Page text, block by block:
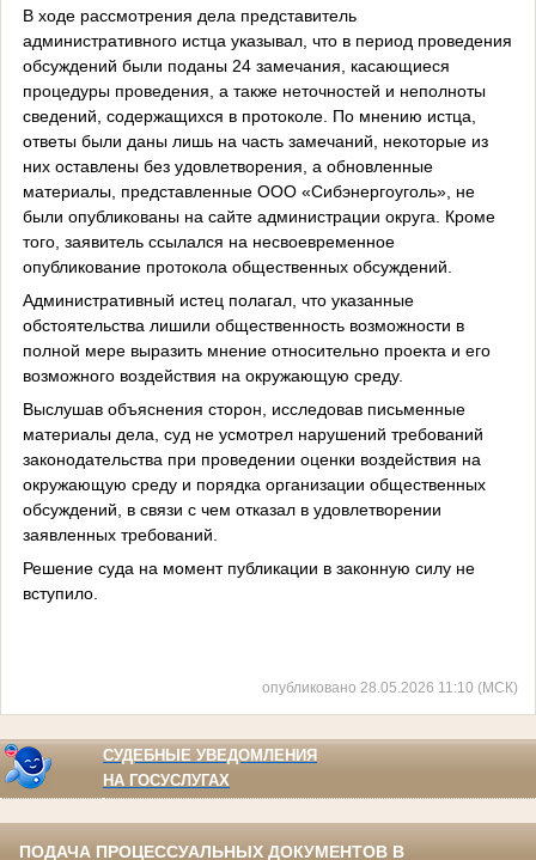
В ходе рассмотрения дела представитель
административного истца указывал, что в период проведения
обсуждений были поданы 24 замечания, касающиеся
процедуры проведения, а также неточностей и неполноты
сведений, содержащихся в протоколе. По мнению истца,
ответы были даны лишь на часть замечаний, некоторые из
них оставлены без удовлетворения, а обновленные
материалы, представленные ООО «Сибэнергоуголь», не
были опубликованы на сайте администрации округа. Кроме
того, заявитель ссылался на несвоевременное
опубликование протокола общественных обсуждений.
Административный истец полагал, что указанные
обстоятельства лишили общественность возможности в
полной мере выразить мнение относительно проекта и его
возможного воздействия на окружающую среду.
Выслушав объяснения сторон, исследовав письменные
материалы дела, суд не усмотрел нарушений требований
законодательства при проведении оценки воздействия на
окружающую среду и порядка организации общественных
обсуждений, в связи с чем отказал в удовлетворении
заявленных требований.
Решение суда на момент публикации в законную силу не
вступило.
опубликовано 28.05.2026 11:10 (МСК)
СУДЕБНЫЕ УВЕДОМЛЕНИЯ
НА ГОСУСЛУГАХ
ПОДАЧА ПРОЦЕССУАЛЬНЫХ ДОКУМЕНТОВ В